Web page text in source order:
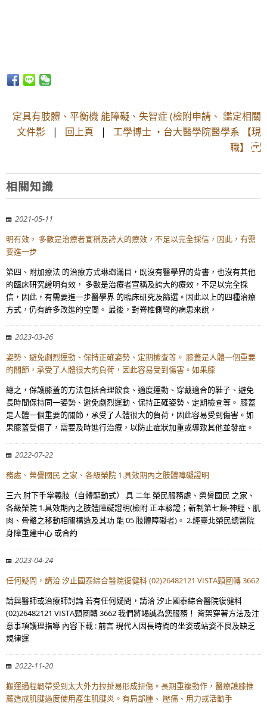
定具有肢體、平衡機 能障礙、失智症 (檢附申請、 鑑定相關
文件影 | 回上頁 | 工學博士 ・台大醫學院醫學系 【現
職】
相關知識
2021-05-11
明有效， 多數是治療者宣稱及誇大的療效，不足以完全採信，因此，有需
要進一步
第四、附加療法 的治療方式琳瑯滿目，既沒有醫學界的背書，也沒有其他
的臨床研究證明有效， 多數是治療者宣稱及誇大的療效，不足以完全採
信，因此，有需要進一步醫學界 的臨床研究及篩選。因此以上的四種治療
方式，仍有許多改進的空間。 最後，對脊椎側彎的病患來說，
2023-03-26
姿勢、避免劇烈運動、保持正確姿勢、定期檢查等。 膝蓋是人體一個重要
的關節，承受了人體很大的負荷，因此容易受到傷害。如果膝
總之，保護膝蓋的方法包括合理飲食、適度運動、穿戴適合的鞋子、避免
長時間保持同一姿勢、避免劇烈運動、保持正確姿勢、定期檢查等。 膝蓋
是人體一個重要的關節，承受了人體很大的負荷，因此容易受到傷害。如
果膝蓋受傷了，需要及時進行治療，以防止症狀加重或導致其他並發症。
2022-07-22
務處、榮譽國民 之家、各級榮院 1.具效期內之肢體障礙證明
三六 肘下手掌義肢（自體驅動式） 具 二年 榮民服務處、榮譽國民 之家、
各級榮院 1.具效期內之肢體障礙證明(檢附 正本驗證；新制第七類-神經、肌
肉、骨骼之移動相關構造及其功 能 05 肢體障礙者)。 2.經臺北榮民總醫院
身障重建中心 或合約
2023-04-24
任何疑問，請洽 汐止國泰綜合醫院復健科 (02)26482121 VISTA頸圈轉 3662
請與醫師或治療師討論 若有任何疑問，請洽 汐止國泰綜合醫院復健科
(02)26482121 VISTA頸圈轉 3662 我們將竭誠為您服務！ 背架穿著方法及注
意事項護理指導 內容下載 : 前言 現代人因長時間的坐姿或站姿不良及缺乏
規律運
2022-11-20
搬運過程韌帶受到太大外力拉扯易形成扭傷。長期重複動作，醫療護膝推
薦造成肌腱過度使用產生肌腱炎。有局部腫、 壓痛、用力或活動手